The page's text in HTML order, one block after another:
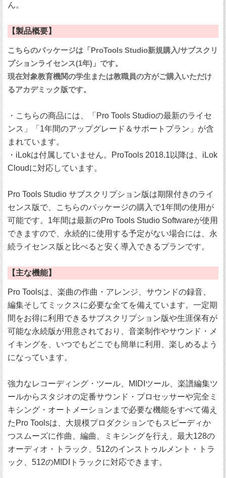
ん。
【製品概要】
こちらのパッケージは「ProTools Studio新規購入/サブスクリ
プションライセンス(1年)」です。
現在対象教育機関の学生または教職員の方がご購入いただけ
るアカデミック版です。
・こちらの商品には、「Pro Tools Studioの最新のライセ
ンス」「1年間のアップグレード＆サポートプラン」が含
まれています。
・iLokは付属していません。ProTools 2018.1以降は、iLok
Cloudに対応しています。
Pro Tools Studio サブスクリプション版は期限付きのライ
センス版で、こちらのパッケージの購入で1年間の使用が
可能です。1年間は最新のPro Tools Studio Softwareが使用
できますので、永続的に使用する予定がない場合には、永
続ライセンス版と比べると安く導入できるプランです。
【主な機能】
Pro Toolsは、楽曲の作曲・アレンジ、サウンドの録音、
編集そしてミックスに必要な全てを備えています。一定期
間をお得に利用できるサブスクリプション版や生涯保有が
可能な永続版が用意されており、音楽制作やサウンド・メ
イキングを、いつでもどこでも簡単に利用、楽しめるよう
になっています。
強力なレコーディング・ツール、MIDIツール、楽譜編集ツ
ールからスタジオの定番サウンド・プロセッサーや完全ミ
キシング・オートメーションまで必要な機能をすべて備え
たPro Toolsは、大規模プロダクションでもスピーディか
つスムーズに作曲、編曲、ミキシングを行え、最大128の
オーディオ・トラック、512のインストゥルメント・トラ
ック、512のMIDIトラックに対応できます。